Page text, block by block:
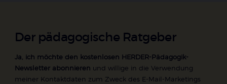
Der pädagogische Ratgeber
Ja, ich möchte den kostenlosen HERDER-Pädagogik-
Newsletter abonnieren und willige in die Verwendung
meiner Kontaktdaten zum Zweck des E-Mail-Marketings